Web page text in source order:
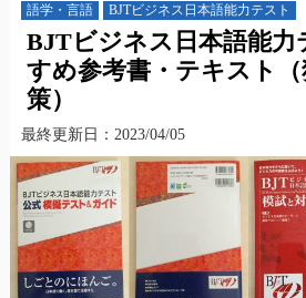
語学・言語 BJTビジネス日本語能力テスト
BJTビジネス日本語能力
すめ参考書・テキスト
策）
最終更新日：2023/04/05